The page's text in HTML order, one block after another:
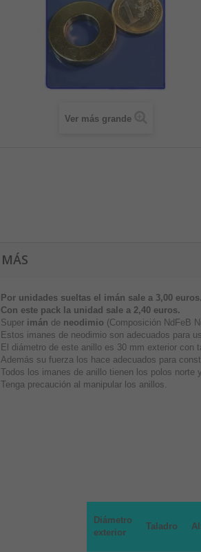
Ver más grande
MÁS
Por unidades sueltas el imán sale a 3,00 euros.
Con este pack la unidad sale a 2,40 euros.
Super imán de neodimio (Composición NdFeB
Estos imanes de neodimio son adecuados para
El diámetro de este anillo es 30 mm exterior con
Además su fuerza los hace adecuados para
Todos los imanes de anillo tienen los polos
Tenga precaución al manipular los anillos.
Diámetro
exterior
Taladro